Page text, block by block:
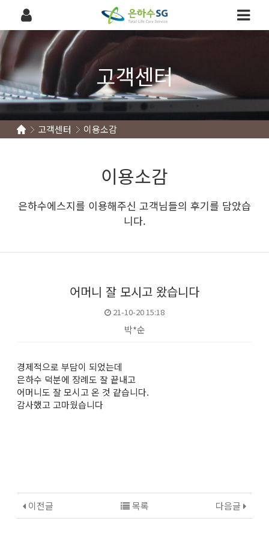
고객센터
고객센터 이용소감
이용소감
은하수에스지를 이용해주신 고객님들의 후기를 담았습
니다.
어머니 잘 모시고 왔습니다
21-10-20 15:18
박*순
본문
경제적으로 부담이 되었는데
은하수 덕분에 장례도 잘 끝내고
어머니도 잘 모시고 온 것 같습니다.
감사했고 고마웠습니다
이전글 다음글
목록